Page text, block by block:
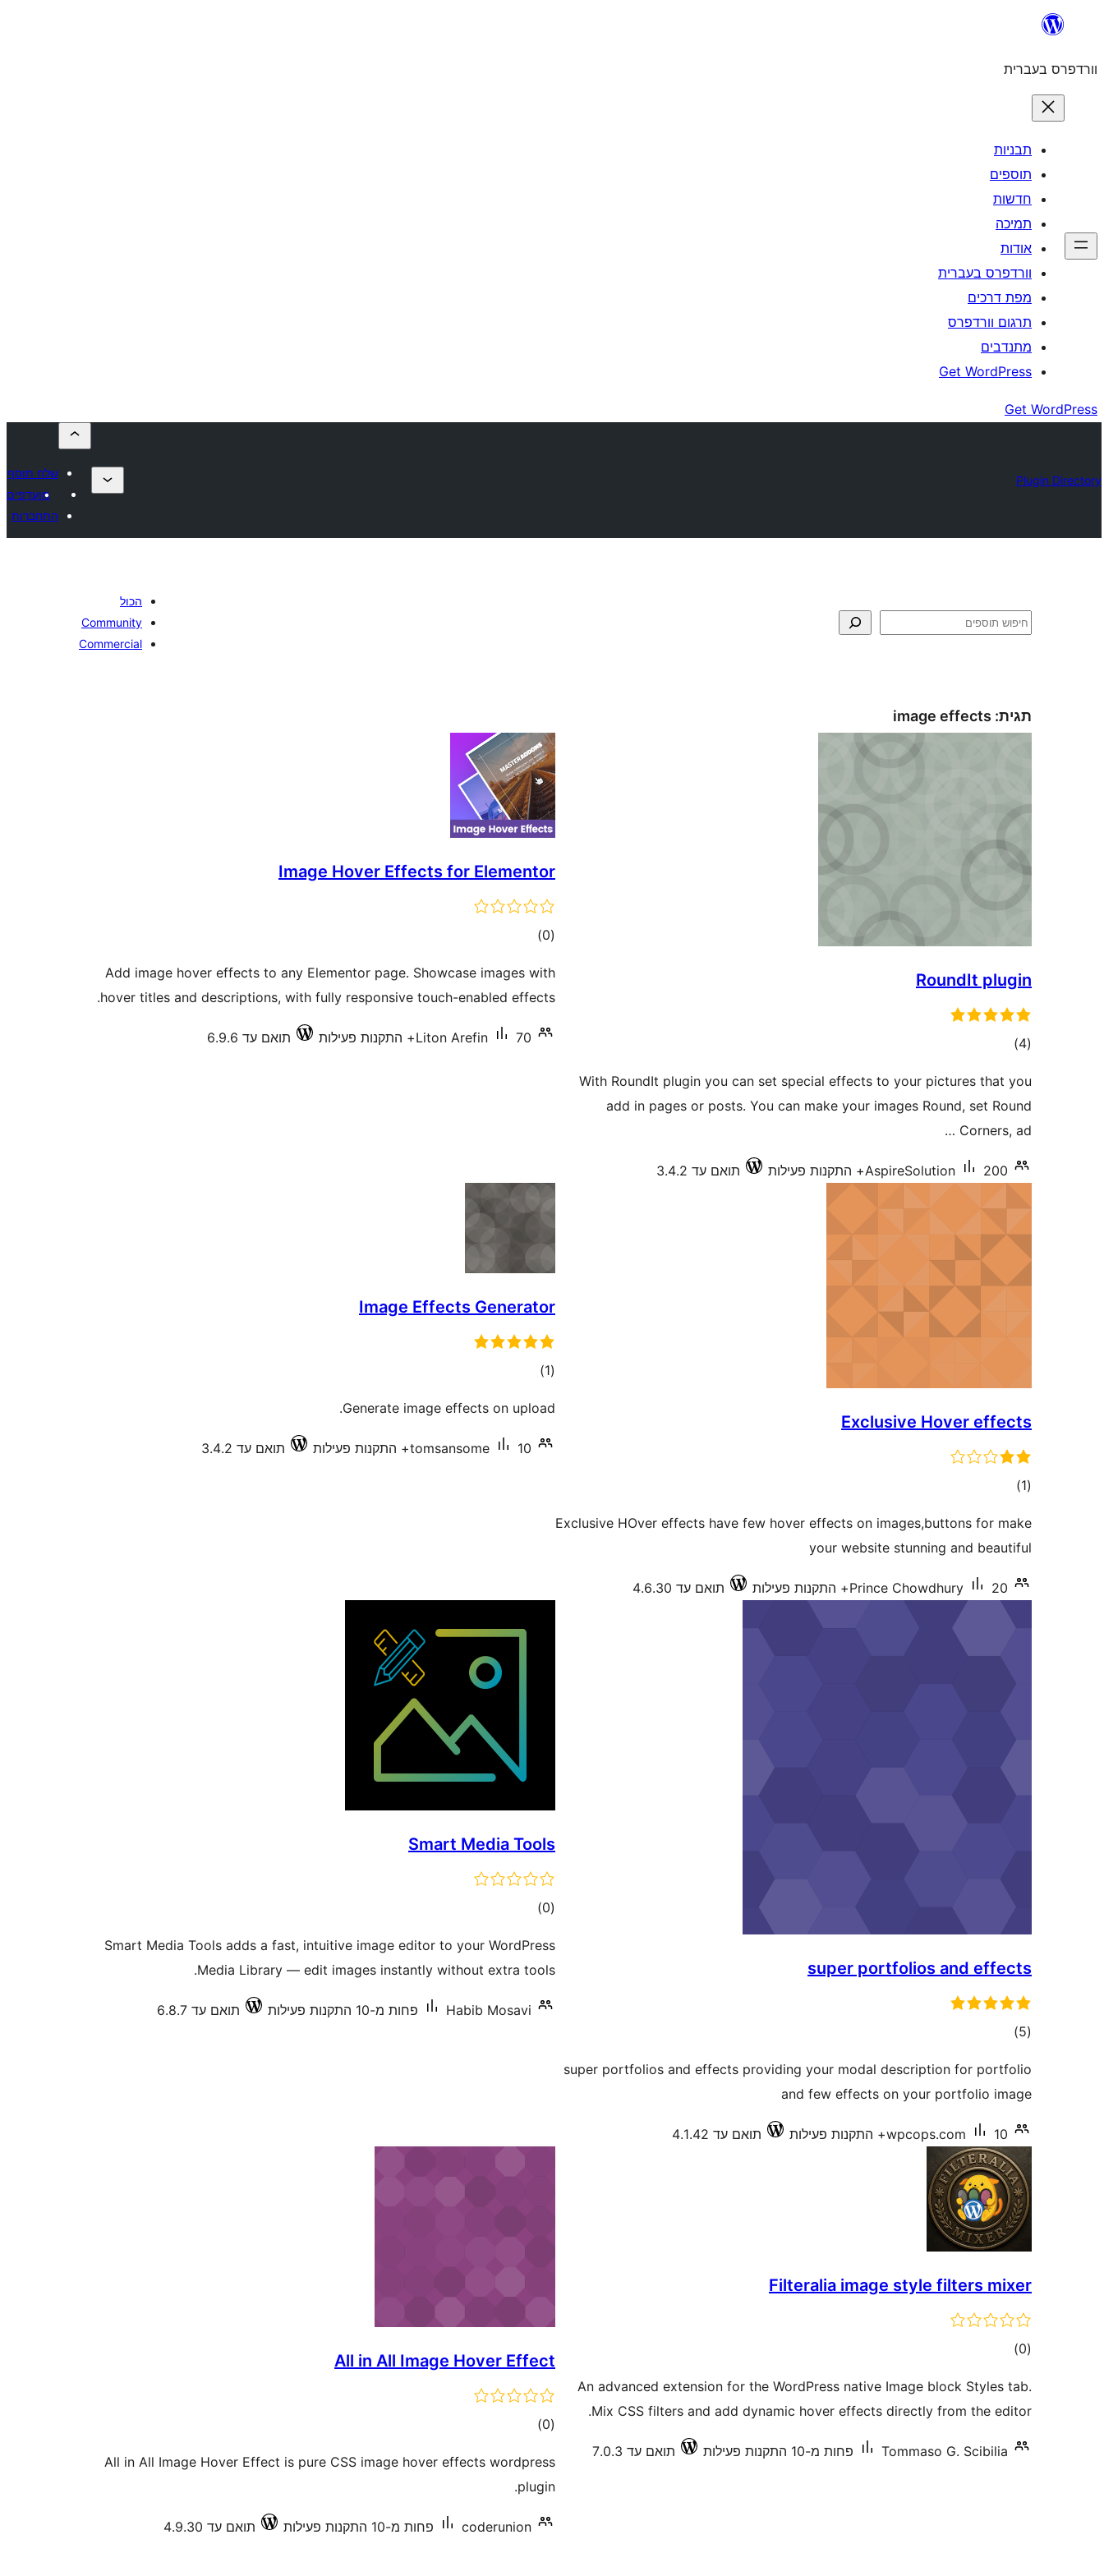
וורדפרס בעברית
תבניות
תוספים
חדשות
תמיכה
אודות
וורדפרס בעברית
מפת דרכים
תרגום וורדפרס
מתנדבים
Get WordPress
Get WordPress
Plugin Directory
שלח תוסף
מועדפים
התחברות
חיפוש
הכול
Community
Commercial
תגית: image effects
RoundIt plugin
(4 דרוגים)
With RoundIt plugin you can set special effects to your pictures that you
add in pages or posts. You can make your images Round, set Round
Corners, ad …
AspireSolution 200+ התקנות פעילות תואם עד 3.4.2
Image Hover Effects for Elementor
(0 דרוגים)
Add image hover effects to any Elementor page. Showcase images with
hover titles and descriptions, with fully responsive touch-enabled effects.
Liton Arefin 70+ התקנות פעילות תואם עד 6.9.6
Exclusive Hover effects
(1 דרוגים)
Exclusive HOver effects have few hover effects on images,buttons for make
your website stunning and beautiful
Prince Chowdhury 20+ התקנות פעילות תואם עד 4.6.30
Image Effects Generator
(1 דרוגים)
Generate image effects on upload.
tomsansome 10+ התקנות פעילות תואם עד 3.4.2
super portfolios and effects
(5 דרוגים)
super portfolios and effects providing your modal description for portfolio
and few effects on your portfolio image
wpcops.com 10+ התקנות פעילות תואם עד 4.1.42
Smart Media Tools
(0 דרוגים)
Smart Media Tools adds a fast, intuitive image editor to your WordPress
Media Library — edit images instantly without extra tools.
Habib Mosavi פחות מ-10 התקנות פעילות תואם עד 6.8.7
Filteralia image style filters mixer
(0 דרוגים)
An advanced extension for the WordPress native Image block Styles tab.
Mix CSS filters and add dynamic hover effects directly from the editor.
Tommaso G. Scibilia פחות מ-10 התקנות פעילות תואם עד 7.0.3
All in All Image Hover Effect
(0 דרוגים)
All in All Image Hover Effect is pure CSS image hover effects wordpress
plugin.
coderunion פחות מ-10 התקנות פעילות תואם עד 4.9.30